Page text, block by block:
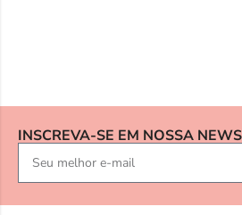
INSCREVA-SE EM NOSSA